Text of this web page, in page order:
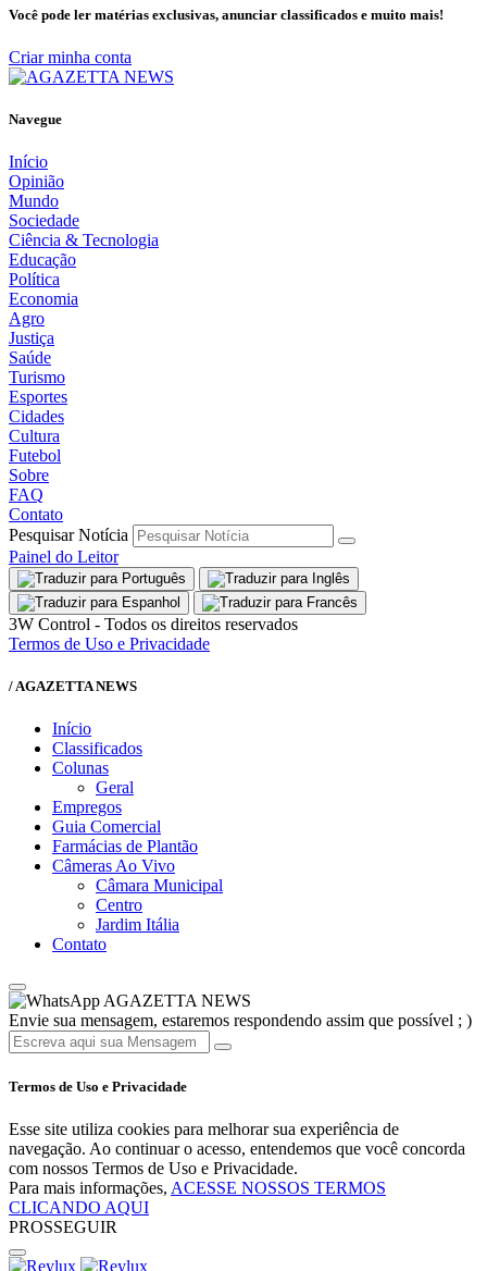
Você pode ler matérias exclusivas, anunciar classificados e muito mais!
Criar minha conta
Navegue
Início
Opinião
Mundo
Sociedade
Ciência & Tecnologia
Educação
Política
Economia
Agro
Justiça
Saúde
Turismo
Esportes
Cidades
Cultura
Futebol
Sobre
FAQ
Contato
Pesquisar Notícia
Painel do Leitor
3W Control - Todos os direitos reservados
Termos de Uso e Privacidade
/ AGAZETTA NEWS
Início
Classificados
Colunas
Geral
Empregos
Guia Comercial
Farmácias de Plantão
Câmeras Ao Vivo
Câmara Municipal
Centro
Jardim Itália
Contato
AGAZETTA NEWS
Envie sua mensagem, estaremos respondendo assim que possível ; )
Termos de Uso e Privacidade
Esse site utiliza cookies para melhorar sua experiência de
navegação. Ao continuar o acesso, entendemos que você concorda
com nossos Termos de Uso e Privacidade.
Para mais informações, ACESSE NOSSOS TERMOS
CLICANDO AQUI
PROSSEGUIR